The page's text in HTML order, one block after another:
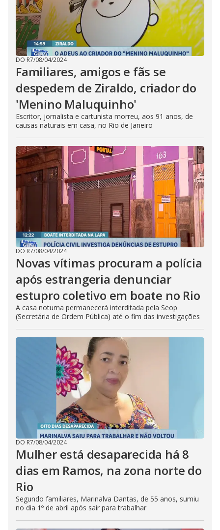
DO R7/08/04/2024
Familiares, amigos e fãs se
despedem de Ziraldo, criador do
'Menino Maluquinho'
Escritor, jornalista e cartunista morreu, aos 91 anos, de
causas naturais em casa, no Rio de Janeiro
DO R7/08/04/2024
Novas vítimas procuram a polícia
após estrangeria denunciar
estupro coletivo em boate no Rio
A casa noturna permanecerá interditada pela Seop
(Secretária de Ordem Pública) até o fim das investigações
DO R7/08/04/2024
Mulher está desaparecida há 8
dias em Ramos, na zona norte do
Rio
Segundo familiares, Marinalva Dantas, de 55 anos, sumiu
no dia 1º de abril após sair para trabalhar